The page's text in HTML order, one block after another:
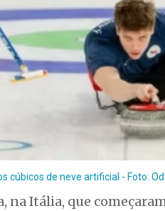
cúbicos de neve artificial - Foto:
Itália, que